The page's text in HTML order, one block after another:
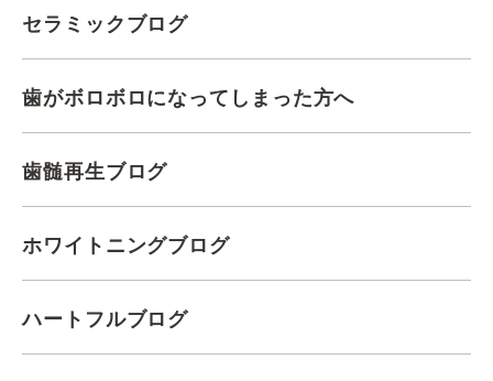
セラミックブログ
歯がボロボロになってしまった方へ
歯髄再生ブログ
ホワイトニングブログ
ハートフルブログ